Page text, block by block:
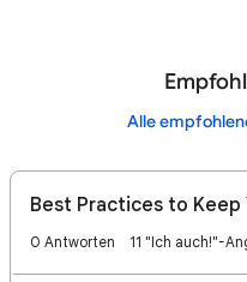
Alle
Best Practices to Keep
0 Antworten 11 "Ich auch!"-